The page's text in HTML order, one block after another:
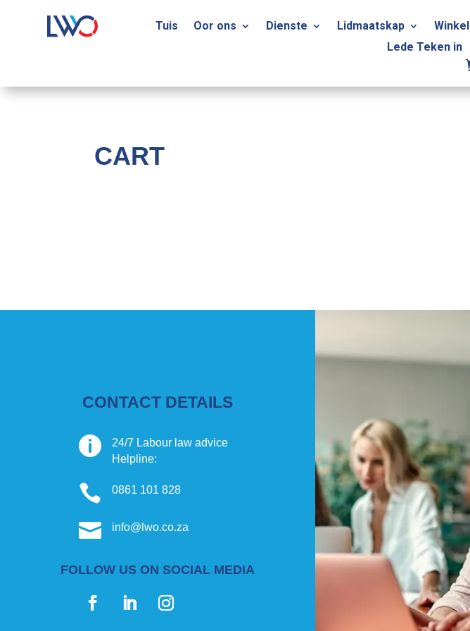
Tuis Oor ons Dienste Lidmaatskap Winkel
Lede Teken in
CART
CONTACT DETAILS

24/7 Labour law advice
Helpline:
 0861 101 828
 info@lwo.co.za
FOLLOW US ON SOCIAL MEDIA